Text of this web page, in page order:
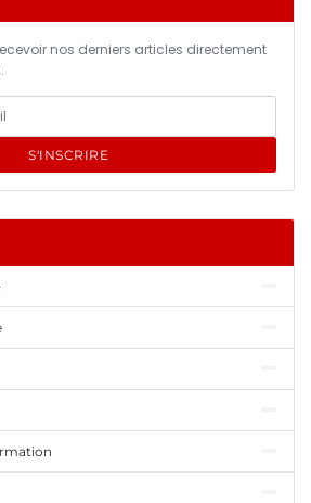
nos derniers articles directement
S'INSCRIRE